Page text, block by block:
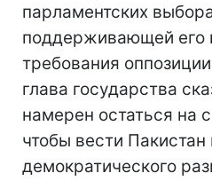
парламентских
поддерживающей его
требования
глава государства
намерен остаться на
чтобы вести Пакистан
демократического